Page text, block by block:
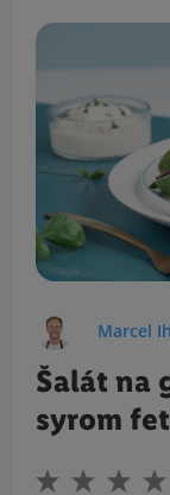
Marcel
Šalát na
syrom